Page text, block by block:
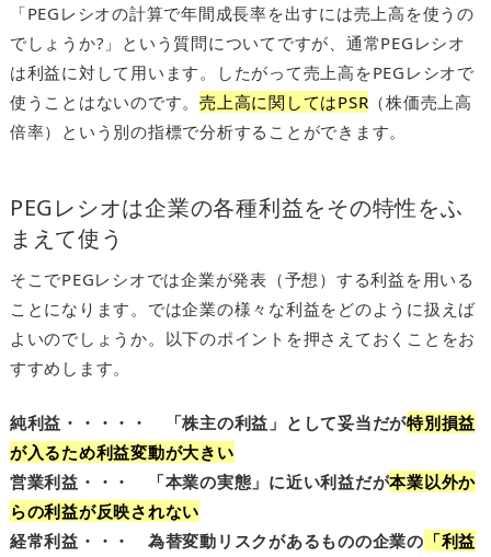
「PEGレシオの計算で年間成長率を出すには売上高を使うの
でしょうか?」という質問についてですが、通常PEGレシオ
は利益に対して用います。したがって売上高をPEGレシオで
使うことはないのです。売上高に関してはPSR （株価売上高
倍率）という別の指標で分析することができます。
PEGレシオは企業の各種利益をその特性をふ
まえて使う
そこでPEGレシオでは企業が発表（予想）する利益を用いる
ことになります。では企業の様々な利益をどのように扱えば
よいのでしょうか。以下のポイントを押さえておくことをお
すすめします。
純利益・・・・・ 「株主の利益」として妥当だが特別損益
が入るため利益変動が大きい
営業利益・・・ 「本業の実態」に近い利益だが本業以外か
らの利益が反映されない
経常利益・・・ 為替変動リスクがあるものの企業の 「利益